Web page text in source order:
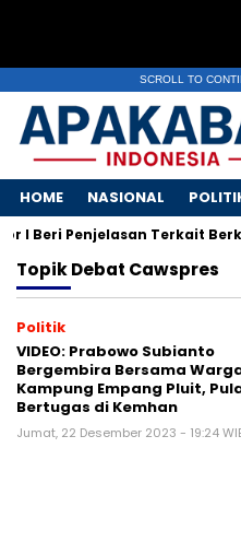
SCROLL TO
HOME NASIONAL
I Beri Penjelasan Terkait
TopikDebat Cawspres
Politik
VIDEO: Prabowo Subianto
Bergembira Bersama
Kampung Empang Pluit,
Bertugas di Kemhan
Jumat, 22 Desember 2023 - 19:24